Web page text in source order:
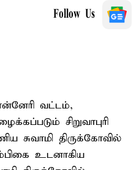
Follow Us
வட்டம்,
சிறுவாபுரி
சுவாமி திருக்கோவில்
உடனாகிய